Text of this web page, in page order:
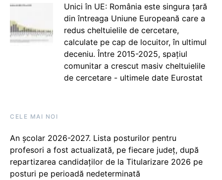
Unici în UE: România este singura țară
din întreaga Uniune Europeană care a
redus cheltuielile de cercetare,
calculate pe cap de locuitor, în ultimul
deceniu. Între 2015-2025, spațiul
comunitar a crescut masiv cheltuielile
de cercetare - ultimele date Eurostat
CELE MAI NOI
An școlar 2026-2027. Lista posturilor pentru
profesori a fost actualizată, pe fiecare județ, după
repartizarea candidaților de la Titularizare 2026 pe
posturi pe perioadă nedeterminată